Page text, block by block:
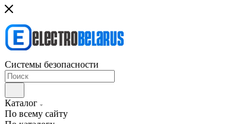
Системы безопасности
Каталог
По всему сайту